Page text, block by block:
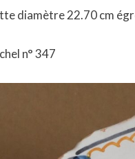
diamètre 22.70 cm
n° 347